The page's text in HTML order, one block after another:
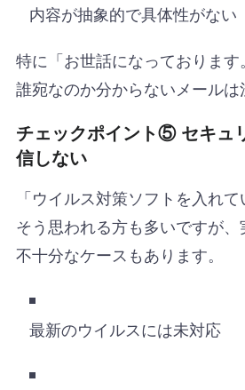
内容が抽象的で具体性がない
特に「お世話になっております
誰宛なのか分からないメールは
チェックポイント⑤ セキュ
信しない
「ウイルス対策ソフトを入れて
そう思われる方も多いですが
不十分なケースもあります。
最新のウイルスには未対応